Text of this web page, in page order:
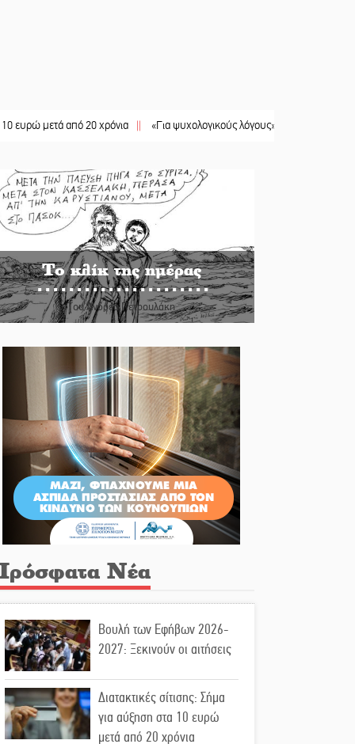
από 20 χρόνια || «Για ψυχολογικούς λόγους» κρατούσε τον νεκρό
Το κλίκ της ημέρας
Του Ανδρέα Πετρουλάκη
Νέα
Βουλή των Εφήβων 2026-
2027: Ξεκινούν οι αιτήσεις
Διατακτικές σίτισης: Σήμα
για αύξηση στα 10 ευρώ
μετά από 20 χρόνια